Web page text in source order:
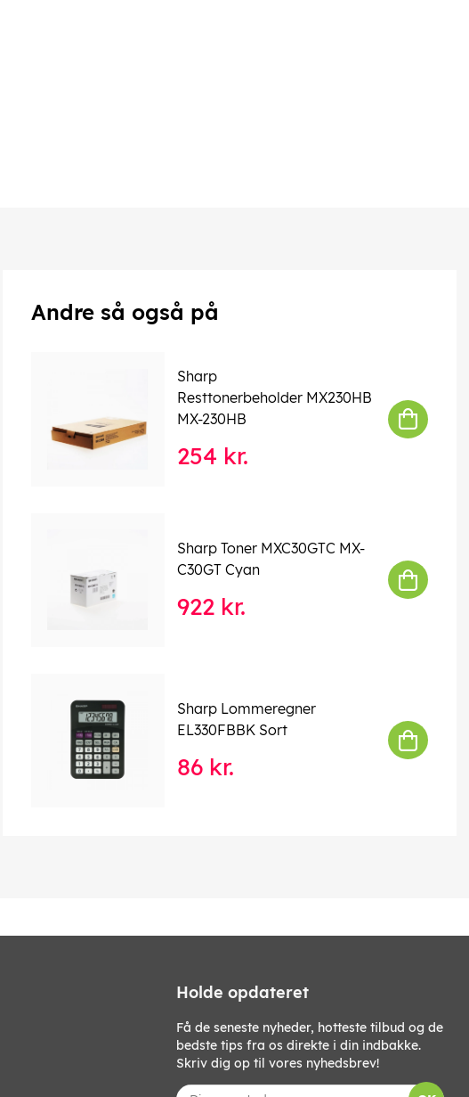
Andre så også på
Sharp
Resttonerbeholder MX230HB
MX-230HB
254 kr.
Sharp Toner MXC30GTC MX-
C30GT Cyan
922 kr.
Sharp Lommeregner
EL330FBBK Sort
86 kr.
Holde opdateret
Få de seneste nyheder, hotteste tilbud og de
bedste tips fra os direkte i din indbakke.
Skriv dig op til vores nyhedsbrev!